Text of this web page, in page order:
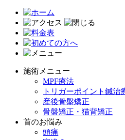
施術メニュー
MPF療法
トリガーポイント鍼治
産後骨盤矯正
骨盤矯正・猫背矯正
首のお悩み
頭痛